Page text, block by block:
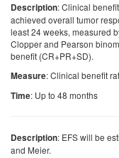
Description: Clinical
achieved overall tumor
least 24 weeks, measured
Clopper and Pearson
benefit (CR+PR+SD).
Measure: Clinical benefit
Time: Up to 48 months
Description: EFS will be
and Meier.